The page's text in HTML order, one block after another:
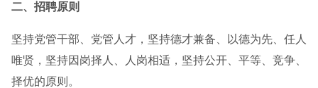
二、招聘原则
坚持党管干部、党管人才，坚持德才兼备、以德为先、任人
唯贤，坚持因岗择人、人岗相适，坚持公开、平等、竞争、
择优的原则。